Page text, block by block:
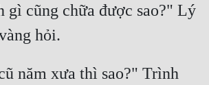
gì cũng chữa được sao?" Lý
năm xưa thì sao?" Trình